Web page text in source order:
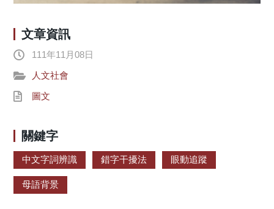
文章資訊
111年11月08日
人文社會
圖文
關鍵字
中文字詞辨識 錯字干擾法 眼動追蹤
母語背景